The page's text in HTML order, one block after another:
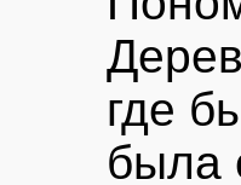
где
была